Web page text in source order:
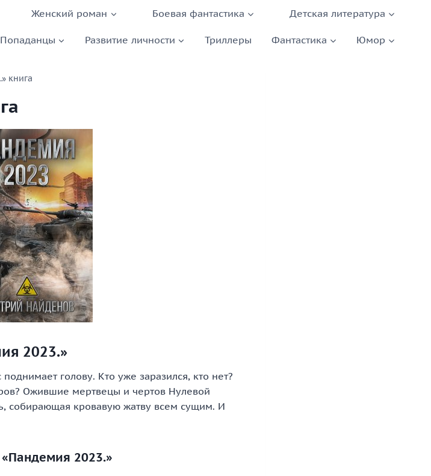
Женский роман Боевая фантастика Детская литература
Попаданцы Развитие личности Триллеры Фантастика Юмор
книга
2023.»
голову. Кто уже заразился, кто нет?
Ожившие мертвецы и чертов Нулевой
собирающая кровавую жатву всем сущим. И
«Пандемия 2023.»